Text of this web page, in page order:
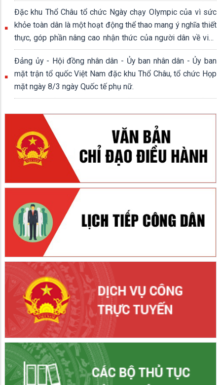
Đặc khu Thổ Châu tổ chức Ngày chạy Olympic của vì sức
khỏe toàn dân là một hoạt động thể thao mang ý nghĩa thiết
thực, góp phần nâng cao nhận thức của người dân về việc
rèn luyện thân thể, xây dựng lối sống lành mạnh.
Đảng ủy - Hội đồng nhân dân - Ủy ban nhân dân - Ủy ban
mặt trận tổ quốc Việt Nam đặc khu Thổ Châu, tổ chức Họp
mặt ngày 8/3 ngày Quốc tế phụ nữ.